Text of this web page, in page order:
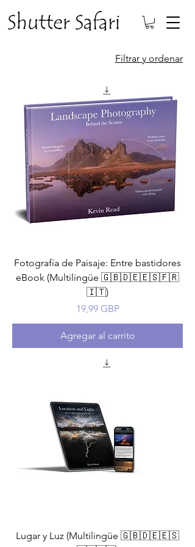
Filtrar y ordenar
Fotografía de Paisaje: Entre bastidores
eBook (Multilingüe 🇬🇧🇩🇪🇪🇸🇫🇷
🇮🇹)
Precio
19,99 GBP
Agregar al carrito
Lugar y Luz (Multilingüe 🇬🇧🇩🇪🇪🇸